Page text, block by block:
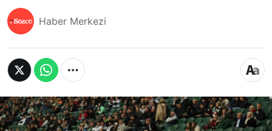
Haber Merkezi